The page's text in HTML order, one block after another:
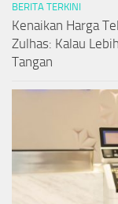
BERITA TERKINI
Kenaikan Harga
Zulhas: Kalau
Tangan